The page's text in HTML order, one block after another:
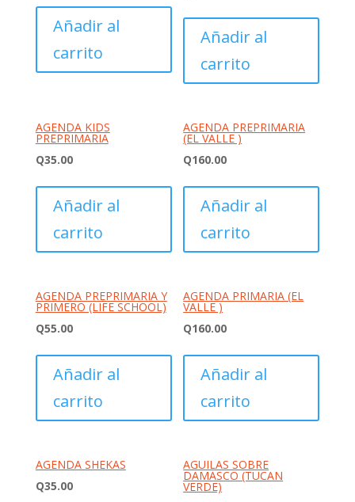
Añadir al
carrito
Añadir al
carrito
AGENDA KIDS
PREPRIMARIA
Q35.00
Añadir al
carrito
AGENDA PREPRIMARIA
(EL VALLE )
Q160.00
Añadir al
carrito
AGENDA PREPRIMARIA Y
PRIMERO (LIFE SCHOOL)
Q55.00
Añadir al
carrito
AGENDA PRIMARIA (EL
VALLE )
Q160.00
Añadir al
carrito
AGENDA SHEKAS
Q35.00
AGUILAS SOBRE
DAMASCO (TUCAN
VERDE)